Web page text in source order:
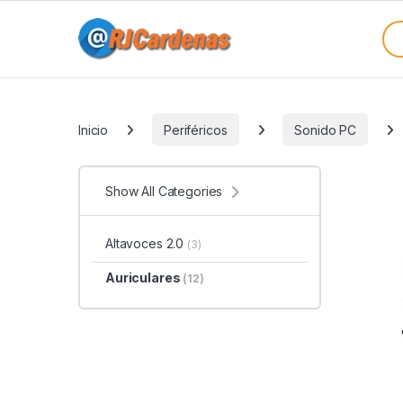
Inicio Periféricos Sonido PC
Show All Categories
Altavoces 2.0 (3)
Auriculares (12)